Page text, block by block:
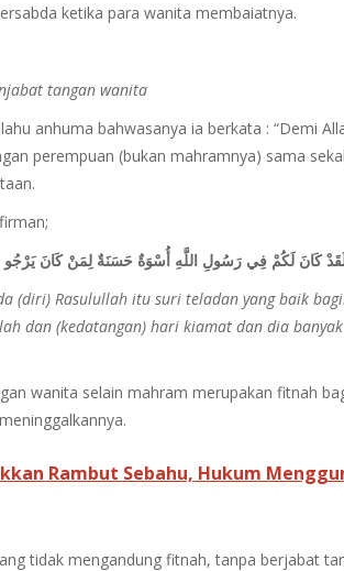
ketika para wanita membaiatnya.
tangan wanita
anhuma bahwasanya ia berkata : “Demi
perempuan (bukan mahramnya) sama
كَانَ لَكُمْ فِي رَسُولِ اللَّهِ أُسْوَةٌ حَسَنَةٌ لِمَنْ كَانَ يَرْجُو
(diri) Rasulullah itu suri teladan yang baik
dan (kedatangan) hari kiamat dan dia
wanita selain mahram merupakan fitnah
Rambut Sebahu, Hukum
tidak mengandung fitnah, tanpa berjabat